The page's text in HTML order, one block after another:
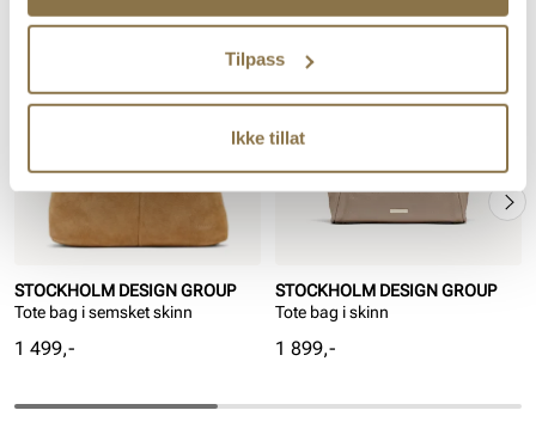
Tilpass
Ikke tillat
STOCKHOLM DESIGN GROUP
Tote bag i semsket skinn
Pris
1 499,-
STOCKHOLM DESIGN GROUP
Tote bag i skinn
Pris
1 899,-